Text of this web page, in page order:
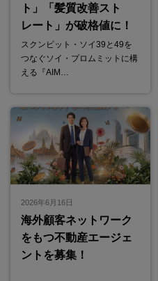
ト」「髪質改善スト
レート」が破格値に！
スクンビット・ソイ39と49を
つなぐソイ・プロムミットに構
える『AIM…
2026年6月16日
海外顧客ネットワーク
をもつ不動産エージェ
ントを募集！